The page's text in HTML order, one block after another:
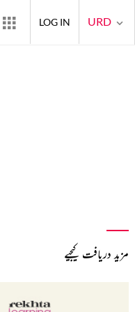
3
مزید دریافت کیجیے
URD
LOG IN